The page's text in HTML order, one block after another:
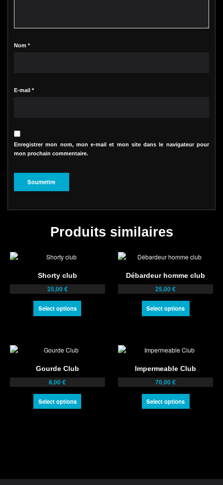
Nom *
E-mail *
Enregistrer mon nom, mon e-mail et mon site dans le navigateur pour
mon prochain commentaire.
Produits similaires
Shorty club
25,00€
Select options
Débardeur homme club
25,00€
Select options
Gourde Club
8,00€
Select options
Impermeable Club
70,00€
Select options